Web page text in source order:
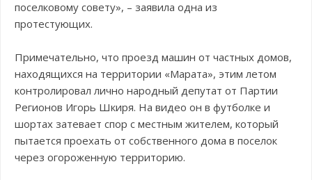
поселковому совету», – заявила одна из
протестующих.
Примечательно, что проезд машин от частных домов,
находящихся на территории «Марата», этим летом
контролировал лично народный депутат от Партии
Регионов Игорь Шкиря. На видео он в футболке и
шортах затевает спор с местным жителем, который
пытается проехать от собственного дома в поселок
через огороженную территорию.